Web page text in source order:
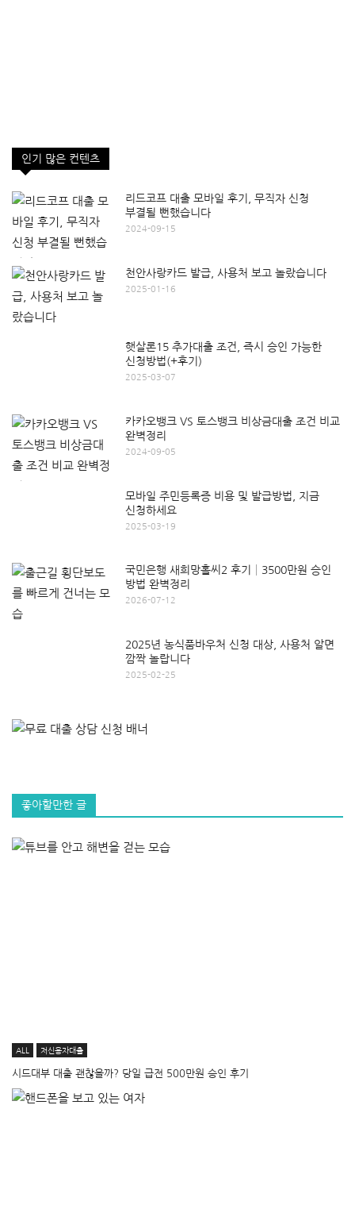
인기 많은 컨텐츠
리드코프 대출 모바일 후기, 무직자 신청
부결될 뻔했습니다
2024-09-15
천안사랑카드 발급, 사용처 보고 놀랐습니다
2025-01-16
햇살론15 추가대출 조건, 즉시 승인 가능한
신청방법(+후기)
2025-03-07
카카오뱅크 VS 토스뱅크 비상금대출 조건 비교
완벽정리
2024-09-05
모바일 주민등록증 비용 및 발급방법, 지금
신청하세요
2025-03-19
국민은행 새희망홀씨2 후기│3500만원 승인
방법 완벽정리
2026-07-12
2025년 농식품바우처 신청 대상, 사용처 알면
깜짝 놀랍니다
2025-02-25
좋아할만한 글
ALL 저신용자대출
시드대부 대출 괜찮을까? 당일 급전 500만원 승인 후기